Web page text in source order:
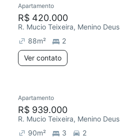
Apartamento
R$ 420.000
R. Mucio Teixeira, Menino Deus
88m²
2
Ver contato
Apartamento
R$ 939.000
R. Mucio Teixeira, Menino Deus
90m² 3
2